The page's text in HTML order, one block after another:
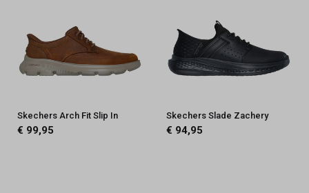
Skechers Arch Fit Slip In
€ 99,95
Skechers Slade Zachery
€ 94,95